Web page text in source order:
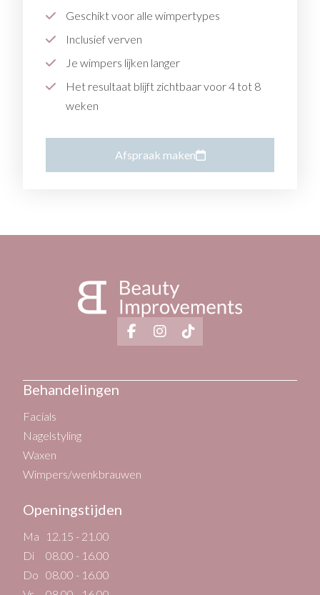
Geschikt voor alle wimpertypes
Inclusief verven
Je wimpers lijken langer
Het resultaat blijft zichtbaar voor 4 tot 8
weken
Afspraak maken
Behandelingen
Facials
Nagelstyling
Waxen
Wimpers/wenkbrauwen
Openingstijden
Ma
12.15 - 21.00
Di
08.00 - 16.00
Do 08.00 - 16.00